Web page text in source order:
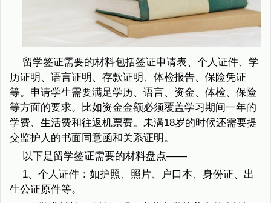
留学签证需要的材料包括签证申请表、个人证件、学
历证明、语言证明、存款证明、体检报告、保险凭证
等。申请学生需要满足学历、语言、资金、体检、保险
等方面的要求。比如资金金额必须覆盖学习期间一年的
学费、生活费和往返机票费。未满18岁的时候还需要提
交监护人的书面同意函和关系证明。
以下是留学签证需要的材料盘点——
1、个人证件：如护照、照片、户口本、身份证、出
生公证原件等。